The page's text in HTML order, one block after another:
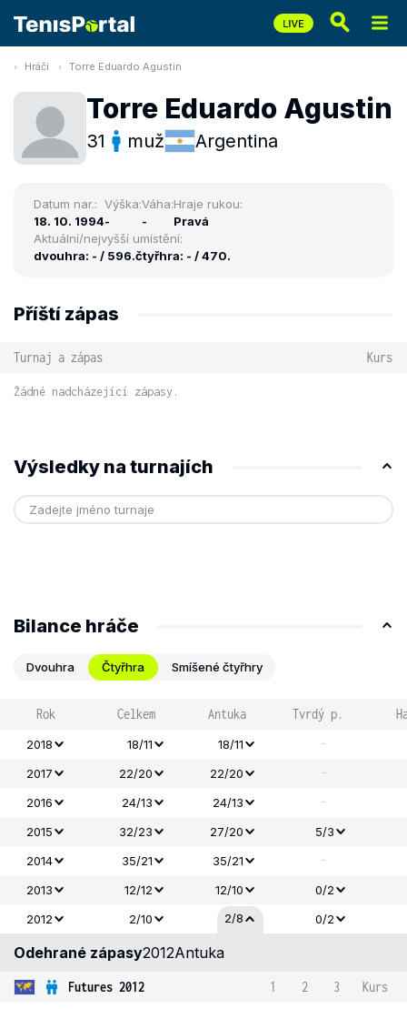
Hráči Torre Eduardo Agustin
Torre Eduardo Agustin
31 muž Argentina
Datum nar.:
18. 10. 1994
Výška:
-
Váha:
-
Hraje rukou:
Pravá
Aktuální/nejvyšší umístění:
dvouhra: - / 596.čtyřhra: - / 470.
Příští zápas
Turnaj a zápas Kurs
Žádné nadcházející zápasy.
Výsledky na turnajích
Bilance hráče
Dvouhra Čtyřhra Smíšené čtyřhry
Rok Celkem Antuka Tvrdý p.
2018 18/11 18/11 -
2017 22/20 22/20 -
2016 24/13 24/13 -
2015 32/23 27/20
5/3
2014
35/21 35/21 -
2013 12/12 12/10
0/2
2012
2/10 2/8 0/2
Odehrané zápasy2012Antuka
Futures 2012 1 2 3
Kurs